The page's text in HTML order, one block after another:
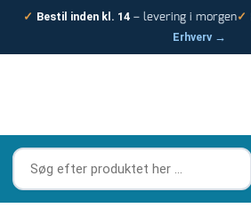
✓ Bestil inden kl. 14– levering i morgen✓
Erhverv →
Søg
efter
produktet